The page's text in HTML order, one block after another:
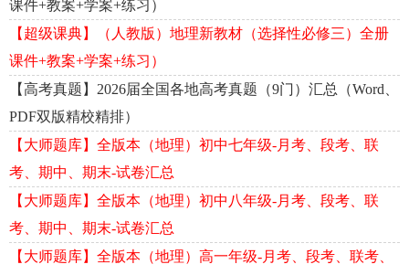
课件+教案+学案+练习）
【超级课典】（人教版）地理新教材（选择性必修三）全册
课件+教案+学案+练习）
【高考真题】2026届全国各地高考真题（9门）汇总（Word、
PDF双版精校精排）
【大师题库】全版本（地理）初中七年级-月考、段考、联
考、期中、期末-试卷汇总
【大师题库】全版本（地理）初中八年级-月考、段考、联
考、期中、期末-试卷汇总
【大师题库】全版本（地理）高一年级-月考、段考、联考、